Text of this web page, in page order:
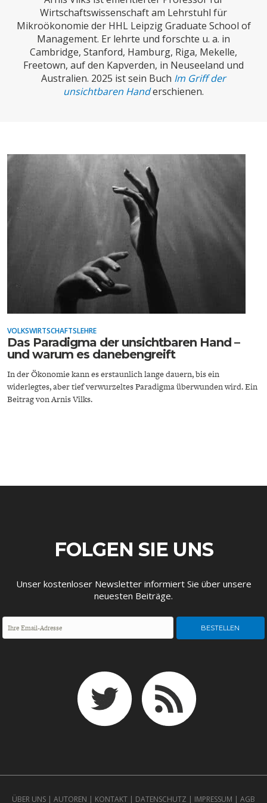
SUCHE
ABO/LOGIN
ECONOMISTS FOR FUTURE
INDUSTRIEPOLITIK
CIRCULAR ECONOMY
UNGLEICHHEIT UND
DEUTSCHLAND
ENERGIE & UMWELT
ENTWICKLUNGSPOLITIK
EUROPA
Wirtschaftswissenschaft am Lehrstuhl für
Mikroökonomie der HHL Leipzig Graduate School of
Management. Er lehrte und forschte u. a. in
Cambridge, Stanford, Hamburg, Riga, Mekelle,
Freetown, auf den Kapverden, in Neuseeland und
Australien. 2025 ist sein Buch Im Griff der
unsichtbaren Handerschienen.
VOLKSWIRTSCHAFTSLEHRE
Das Paradigma der unsichtbaren Hand –
und warum es danebengreift
In der Ökonomie kann es erstaunlich lange dauern, bis ein
widerlegtes, aber tief verwurzeltes Paradigma überwunden wird. Ein
Beitrag von Arnis Vilks.
FOLGEN SIE UNS
Unser kostenloser Newsletter informiert Sie über unsere
neuesten Beiträge.
ÜBER UNS | AUTOREN | KONTAKT | DATENSCHUTZ | IMPRESSUM | AGB